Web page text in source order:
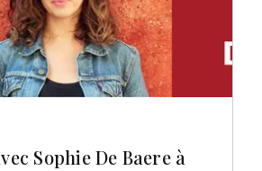
Sophie De Baere à